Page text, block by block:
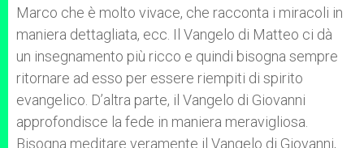
Marco che è molto vivace, che racconta i miracoli in
maniera dettagliata, ecc. Il Vangelo di Matteo ci dà
un insegnamento più ricco e quindi bisogna sempre
ritornare ad esso per essere riempiti di spirito
evangelico. D’altra parte, il Vangelo di Giovanni
approfondisce la fede in maniera meravigliosa.
Bisogna meditare veramente il Vangelo di Giovanni,